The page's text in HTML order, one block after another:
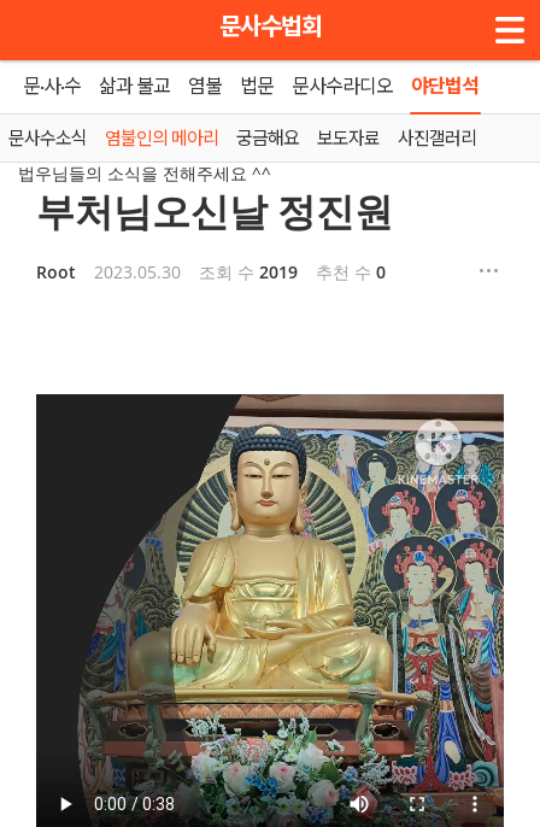
메뉴 건너뛰기
문사수법회
문·사·수 삶과 불교 염불 법문 문사수라디오 야단법석
문사수소식 염불인의 메아리 궁금해요 보도자료 사진갤러리
홈 »염불인의 메아리
법우님들의 소식을 전해주세요 ^^
부처님오신날 정진원
Root 2023.05.30 조회 수 2019 추천 수 0